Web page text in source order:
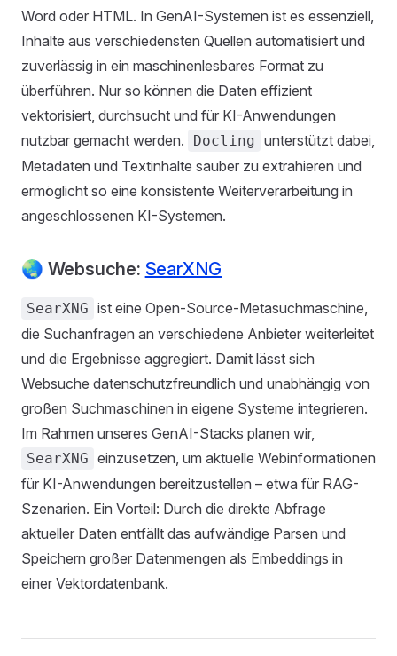
Word oder HTML. In GenAI-Systemen ist es essenziell,
Inhalte aus verschiedensten Quellen automatisiert und
zuverlässig in ein maschinenlesbares Format zu
überführen. Nur so können die Daten effizient
vektorisiert, durchsucht und für KI-Anwendungen
nutzbar gemacht werden.
Docling unterstützt dabei,
Metadaten und Textinhalte sauber zu extrahieren und
ermöglicht so eine konsistente Weiterverarbeitung in
angeschlossenen KI-Systemen.
🌏 Websuche: SearXNG
SearXNG ist eine Open-Source-Metasuchmaschine,
die Suchanfragen an verschiedene Anbieter weiterleitet
und die Ergebnisse aggregiert. Damit lässt sich
Websuche datenschutzfreundlich und unabhängig von
großen Suchmaschinen in eigene Systeme integrieren.
Im Rahmen unseres GenAI-Stacks planen wir,
SearXNG einzusetzen, um aktuelle Webinformationen
für KI-Anwendungen bereitzustellen – etwa für RAG-
Szenarien. Ein Vorteil: Durch die direkte Abfrage
aktueller Daten entfällt das aufwändige Parsen und
Speichern großer Datenmengen als Embeddings in
einer Vektordatenbank.